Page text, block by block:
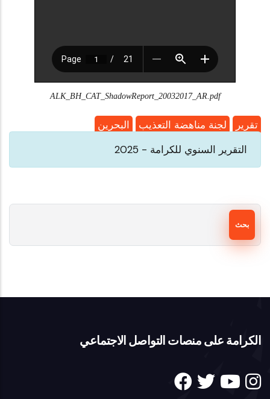
ALK_BH_CAT_ShadowReport_20032017_AR.pdf
البحرين لجنة مناهضة التعذيب
تقرير
التقرير السنوي للكرامة - 2025
الكرامة على منصات التواصل الاجتماعي